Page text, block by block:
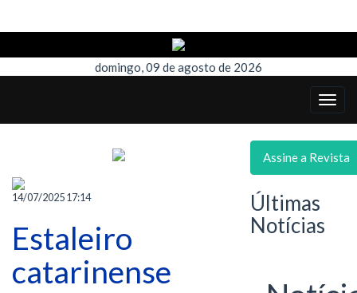
domingo, 09 de agosto de 2026
14/07/2025 17:14
Estaleiro
catarinense
Assine a Revista
Últimas
Notícias